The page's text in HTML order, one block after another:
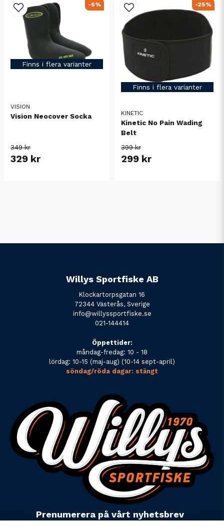
Finns i flera varianter
VISION
Vision Neocover Socka
349 kr
329 kr
-6%
Finns i flera varianter
KINETIC
Kinetic No Pain Wading
Belt
399 kr
299 kr
-25%
Willys Sportfiske AB
Klockartorpsgatan 16
72344 Västerås, Sverige
info@willyssportfiske.se
021-144414
Öppettider:
måndag-fredag: 10 - 18
lördag: 10-15 (maj-aug) (10-14 sept-april)
söndag/röda dagar: stängt
Prenumerera på vårt nyhetsbrev